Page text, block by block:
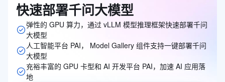
快速部署千问大模型
弹性的 GPU 算力，通过 vLLM 模型推理框架快速部署千问
大模型
人工智能平台 PAI， Model Gallery 组件支持一键部署千问
大模型
充裕丰富的 GPU 卡型和 AI 开发平台 PAI，加速 AI 应用落
地